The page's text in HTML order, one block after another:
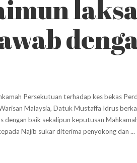
Persekutuan terhadap kes bekas
Malaysia, Datuk Mustaffa Idrus
baik sekalipun keputusan
Najib sukar diterima penyokong dan ...